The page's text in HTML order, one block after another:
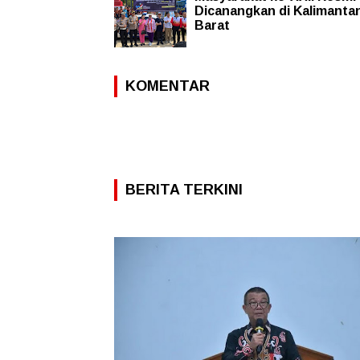
Dicanangkan di
Barat
KOMENTAR
BERITA TERKINI